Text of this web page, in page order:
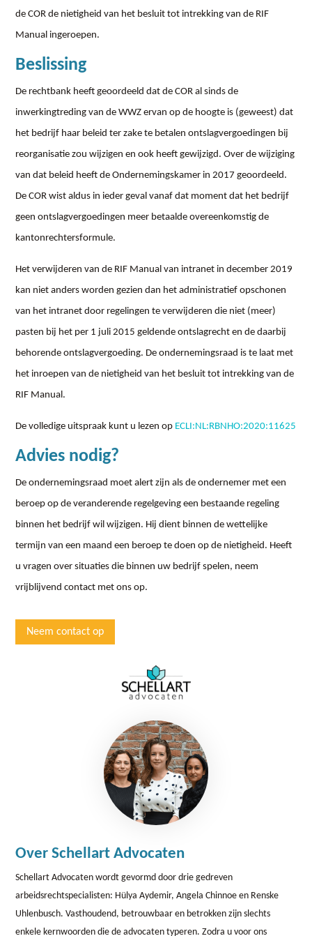
de COR de nietigheid van het besluit tot intrekking van de RIF
Manual ingeroepen.
Beslissing
De rechtbank heeft geoordeeld dat de COR al sinds de
inwerkingtreding van de WWZ ervan op de hoogte is (geweest) dat
het bedrijf haar beleid ter zake te betalen ontslagvergoedingen bij
reorganisatie zou wijzigen en ook heeft gewijzigd. Over de wijziging
van dat beleid heeft de Ondernemingskamer in 2017 geoordeeld.
De COR wist aldus in ieder geval vanaf dat moment dat het bedrijf
geen ontslagvergoedingen meer betaalde overeenkomstig de
kantonrechtersformule.
Het verwijderen van de RIF Manual van intranet in december 2019
kan niet anders worden gezien dan het administratief opschonen
van het intranet door regelingen te verwijderen die niet (meer)
pasten bij het per 1 juli 2015 geldende ontslagrecht en de daarbij
behorende ontslagvergoeding. De ondernemingsraad is te laat met
het inroepen van de nietigheid van het besluit tot intrekking van de
RIF Manual.
De volledige uitspraak kunt u lezen op ECLI:NL:RBNHO:2020:11625
Advies nodig?
De ondernemingsraad moet alert zijn als de ondernemer met een
beroep op de veranderende regelgeving een bestaande regeling
binnen het bedrijf wil wijzigen. Hij dient binnen de wettelijke
termijn van een maand een beroep te doen op de nietigheid. Heeft
u vragen over situaties die binnen uw bedrijf spelen, neem
vrijblijvend contact met ons op.
Neem contact op
Over Schellart Advocaten
Schellart Advocaten wordt gevormd door drie gedreven
arbeidsrechtspecialisten: Hülya Aydemir, Angela Chinnoe en Renske
Uhlenbusch. Vasthoudend, betrouwbaar en betrokken zijn slechts
enkele kernwoorden die de advocaten typeren. Zodra u voor ons